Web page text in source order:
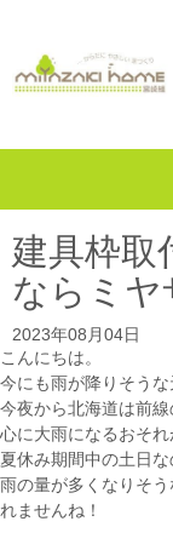
建具枠取
ならミヤ
2023年08月04日
こんにちは。
今にも雨が降りそうな
今夜から北海道は前
心に大雨になるおそ
夏休み期間中の土日
雨の量が多くなりそ
れませんね！